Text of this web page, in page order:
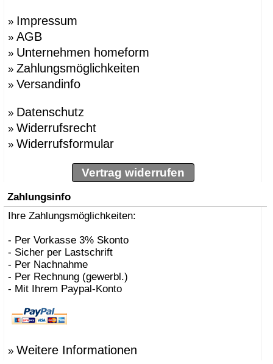
» Impressum
» AGB
» Unternehmen homeform
» Zahlungsmöglichkeiten
» Versandinfo
» Datenschutz
» Widerrufsrecht
» Widerrufsformular
Vertrag widerrufen
Zahlungsinfo
Ihre Zahlungsmöglichkeiten:
- Per Vorkasse 3% Skonto
- Sicher per Lastschrift
- Per Nachnahme
- Per Rechnung (gewerbl.)
- Mit Ihrem Paypal-Konto
» Weitere Informationen